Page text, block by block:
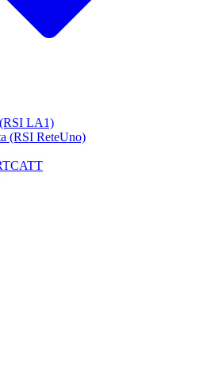
(RSI LA1)
(RSI ReteUno)